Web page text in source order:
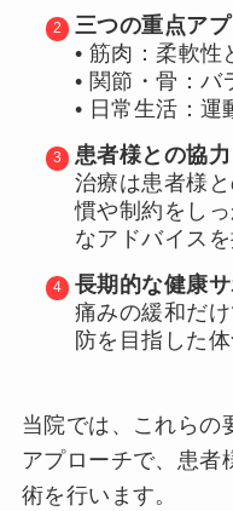
三つの重点ア
• 筋肉：柔軟性
• 関節・骨：バ
• 日常生活：運
患者様との協力
治療は患者様
慣や制約をし
なアドバイスを
長期的な健康
痛みの緩和だ
防を目指した
当院では、これらの
アプローチで、患者
術を行います。